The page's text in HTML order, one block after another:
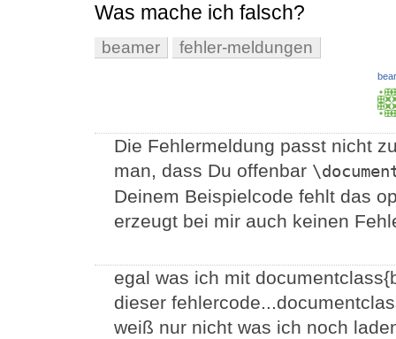
Was mache ich falsch?
beamer fehler-meldungen
Die Fehlermeldung passt nicht
man, dass Du offenbar
Deinem Beispielcode fehlt das
erzeugt bei mir auch keinen
egal was ich mit
dieser
weiß nur nicht was ich noch